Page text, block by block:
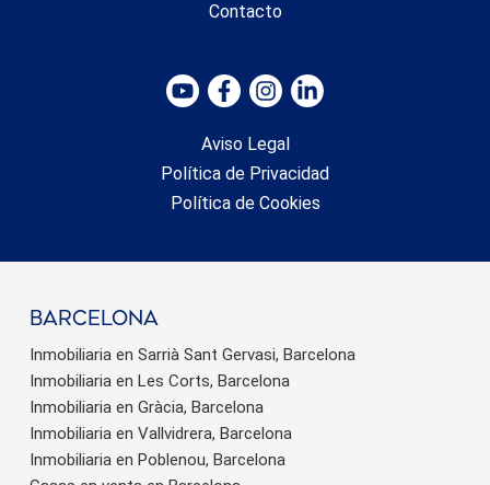
Contacto
Aviso Legal
Política de Privacidad
Política de Cookies
barcelona
Inmobiliaria en Sarrià Sant Gervasi, Barcelona
Inmobiliaria en Les Corts, Barcelona
Inmobiliaria en Gràcia, Barcelona
Inmobiliaria en Vallvidrera, Barcelona
Inmobiliaria en Poblenou, Barcelona